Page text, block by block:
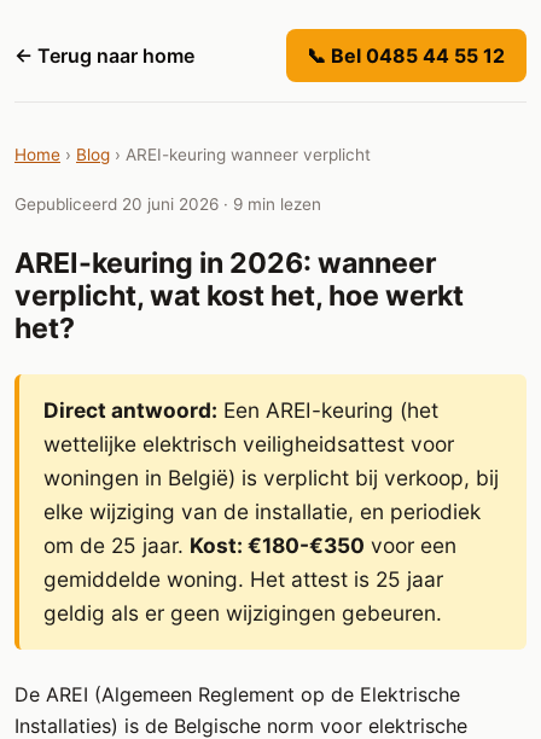
← Terug naar home 📞 Bel 0485 44 55 12
Home › Blog › AREI-keuring wanneer verplicht
Gepubliceerd 20 juni 2026 · 9 min lezen
AREI-keuring in 2026: wanneer
verplicht, wat kost het, hoe werkt
het?
Direct antwoord: Een AREI-keuring (het
wettelijke elektrisch veiligheidsattest voor
woningen in België) is verplicht bij verkoop, bij
elke wijziging van de installatie, en periodiek
om de 25 jaar. Kost: €180-€350 voor een
gemiddelde woning. Het attest is 25 jaar
geldig als er geen wijzigingen gebeuren.
De AREI (Algemeen Reglement op de Elektrische
Installaties) is de Belgische norm voor elektrische